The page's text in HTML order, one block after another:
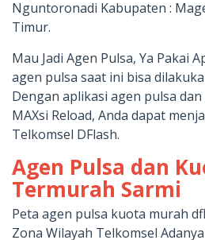
Nguntoronadi Kabupaten :
Timur.
Mau Jadi Agen Pulsa, Ya Pakai
agen pulsa saat ini bisa
Dengan aplikasi agen pulsa
MAXsi Reload, Anda dapat
Telkomsel DFlash.
Agen Pulsa dan
Termurah Sarmi
Peta agen pulsa kuota murah
Zona Wilayah Telkomsel